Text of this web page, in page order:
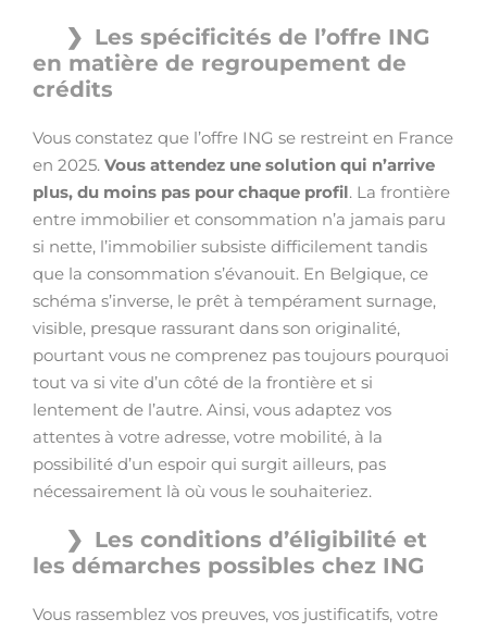
Les spécificités de l’offre ING
en matière de regroupement de
crédits
Vous constatez que l’offre ING se restreint en France
en 2025. Vous attendez une solution qui n’arrive
plus, du moins pas pour chaque profil. La frontière
entre immobilier et consommation n’a jamais paru
si nette, l’immobilier subsiste difficilement tandis
que la consommation s’évanouit. En Belgique, ce
schéma s’inverse, le prêt à tempérament surnage,
visible, presque rassurant dans son originalité,
pourtant vous ne comprenez pas toujours pourquoi
tout va si vite d’un côté de la frontière et si
lentement de l’autre. Ainsi, vous adaptez vos
attentes à votre adresse, votre mobilité, à la
possibilité d’un espoir qui surgit ailleurs, pas
nécessairement là où vous le souhaiteriez.
Les conditions d’éligibilité et
les démarches possibles chez ING
Vous rassemblez vos preuves, vos justificatifs, votre